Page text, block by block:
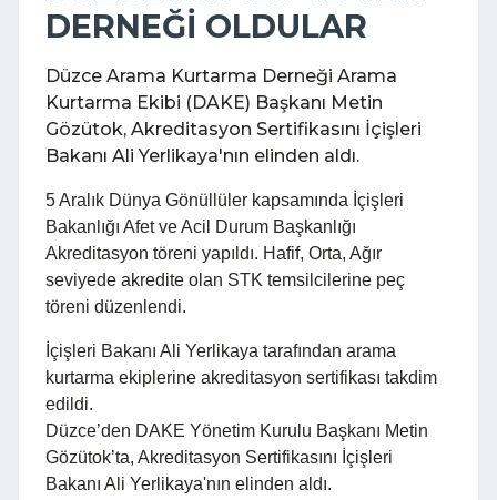
DERNEĞİ OLDULAR
Düzce Arama Kurtarma Derneği Arama
Kurtarma Ekibi (DAKE) Başkanı Metin
Gözütok, Akreditasyon Sertifikasını İçişleri
Bakanı Ali Yerlikaya'nın elinden aldı.
5 Aralık Dünya Gönüllüler kapsamında İçişleri
Bakanlığı Afet ve Acil Durum Başkanlığı
Akreditasyon töreni yapıldı. Hafif, Orta, Ağır
seviyede akredite olan STK temsilcilerine peç
töreni düzenlendi.
İçişleri Bakanı Ali Yerlikaya tarafından arama
kurtarma ekiplerine akreditasyon sertifikası takdim
edildi.
Düzce’den DAKE Yönetim Kurulu Başkanı Metin
Gözütok’ta, Akreditasyon Sertifikasını İçişleri
Bakanı Ali Yerlikaya'nın elinden aldı.